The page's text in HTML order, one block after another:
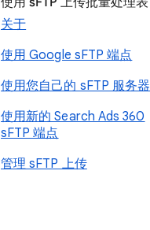
关于
使用 Google sFTP 端点
使用您自己的 sFTP 服务器
使用新的 Search Ads 360
sFTP 端点
管理 sFTP 上传